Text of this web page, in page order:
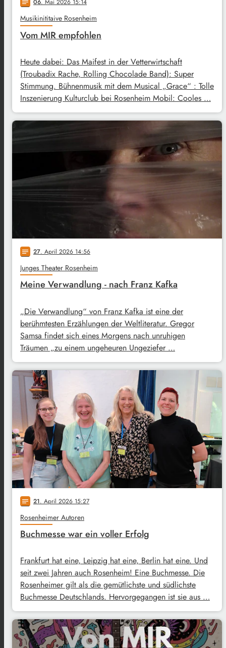
notes 06. Mai 2026 15:14
Musikinititaive Rosenheim
Vom MIR empfohlen
Heute dabei: Das Maifest in der Vetterwirtschaft
(Troubadix Rache, Rolling Chocolade Band): Super
Stimmung. Bühnenmusik mit dem Musical „Grace“ : Tolle
Inszenierung Kulturclub bei Rosenheim Mobil: Cooles …
notes 27. April 2026 14:56
Junges Theater Rosenheim
Meine Verwandlung - nach Franz Kafka
„Die Verwandlung“ von Franz Kafka ist eine der
berühmtesten Erzählungen der Weltliteratur. Gregor
Samsa findet sich eines Morgens nach unruhigen
Träumen „zu einem ungeheuren Ungeziefer …
notes 21. April 2026 15:27
Rosenheimer Autoren
Buchmesse war ein voller Erfolg
Frankfurt hat eine, Leipzig hat eine, Berlin hat eine. Und
seit zwei Jahren auch Rosenheim! Eine Buchmesse. Die
Rosenheimer gilt als die gemütlichste und südlichste
Buchmesse Deutschlands. Hervorgegangen ist sie aus …